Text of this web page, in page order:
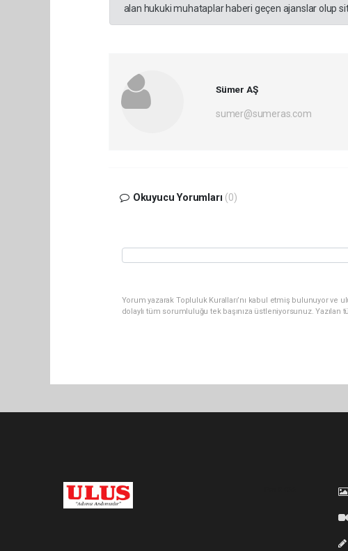
alan hukuki muhataplar haberi geçen ajanslar olup
Sümer AŞ
sumer@sumeras.com
Okuyucu Yorumları (0)
Yorum yazarak Topluluk Kuralları’nı kabul etmiş bulunuyor ve
dolaylı tüm sorumluluğu tek başınıza üstleniyorsunuz.